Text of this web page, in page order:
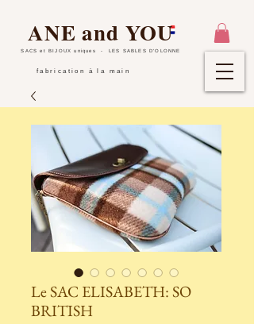
SACS et BIJOUX uniques - LES SABLES D'OLONNE
ANE and YOU
fabrication à la main
Le SAC ELISABETH: SO
BRITISH